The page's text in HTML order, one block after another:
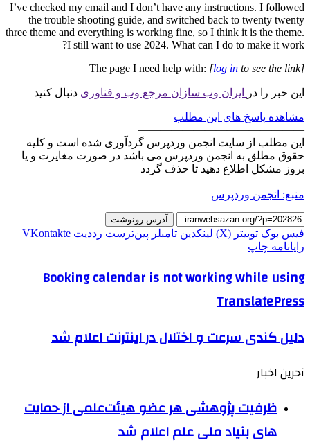
I’ve checked my email and I don’t have any instructions. I followed
the trouble shooting guide, and switched back to twenty twenty
three theme and everything is working fine, so I think it is the theme.
I still want to use 2024. What can I do to make it work?
The page I need help with: [log in to see the link]
این خبر را در ایران وب سازان مرجع وب و فناوری دنبال کنید
مشاهده پاسخ های این مطلب
———————————————
این مطلب از سایت انجمن وردپرس گردآوری شده است و کلیه
حقوق مطلق به انجمن وردپرس می باشد در صورت مغایرت و یا
بروز مشکل اطلاع دهید تا حذف گردد
منبع: انجمن وردپرس
آدرس رونوشت
فیس بوک توییتر (X) لینکدین ‫تامبلر ‫پین‌ترست ‫رددیت ‫VKontakte
رایانامه چاپ
Booking calendar is not working while using
TranslatePress
دلیل کندی سرعت و اختلال در اینترنت اعلام شد
آحرین اخبار
ظرفیت پژوهشی هر عضو هیئت‌علمی از حمایت
های بنیاد ملی علم اعلام شد